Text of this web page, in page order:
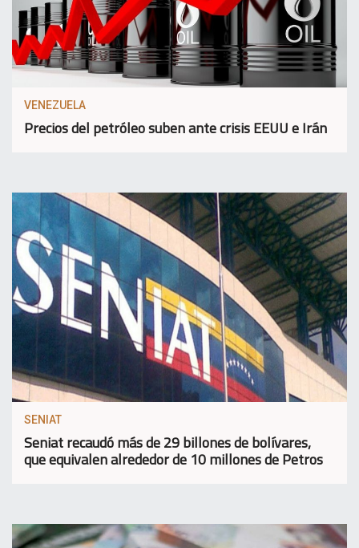
VENEZUELA
Precios del petróleo suben ante crisis EEUU e Irán
SENIAT
Seniat recaudó más de 29 billones de bolívares,
que equivalen alrededor de 10 millones de Petros